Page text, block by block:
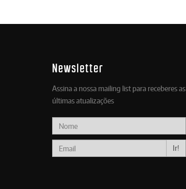
Newsletter
Assina a nossa mailing list para receberes as
últimas atualizações
Ir!